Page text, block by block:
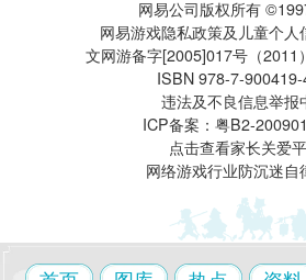
电脑
武神坛
帮派精英赛
网易公司版权所有
网易游戏隐私政策及儿童个人
文网游备字[2005]017号（2011
ISBN 978-7-
违法及不良信息举报
ICP备案：粤B2-
点击查看家长关爱
网络游戏行业防沉迷自